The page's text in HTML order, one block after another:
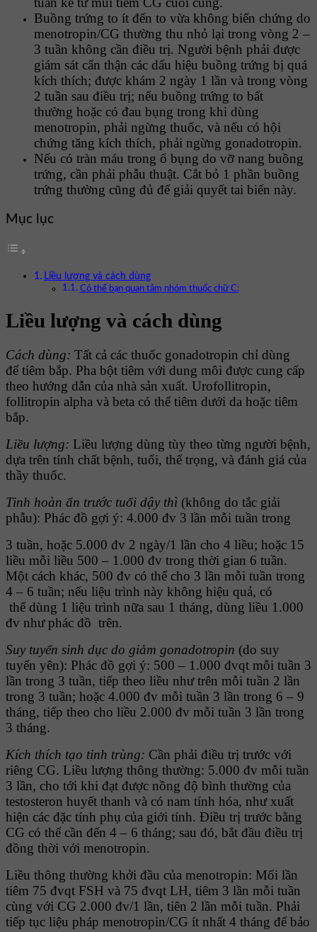
Buồng trứng to ít đến to vừa không biến chứng do
menotropin/CG thường thu nhỏ lại trong vòng 2 –
3 tuần không cần điều trị. Người bệnh phải được
giám sát cẩn thận các dấu hiệu buồng trứng bị quá
kích thích; được khám 2 ngày 1 lần và trong vòng
2 tuần sau điều trị; nếu buồng trứng to bất
thường hoặc có đau bụng trong khi dùng
menotropin, phải ngừng thuốc, và nếu có hội
chứng tăng kích thích, phải ngừng gonadotropin.
Nếu có tràn máu trong ổ bụng do vỡ nang buồng
trứng, cần phải phẫu thuật. Cắt bỏ 1 phần buồng
trứng thường cũng đủ để giải quyết tai biến này.
Mục lục
Liều lượng và cách dùng
Có thể bạn quan tâm nhóm thuốc chữ C:
Liều lượng và cách dùng
Cách dùng: Tất cả các thuốc gonadotropin chỉ dùng
để tiêm bắp. Pha bột tiêm với dung môi được cung cấp
theo hướng dẫn của nhà sản xuất. Urofollitropin,
follitropin alpha và beta có thể tiêm dưới da hoặc tiêm
bắp.
Liều lượng: Liều lượng dùng tùy theo từng người bệnh,
dựa trên tính chất bệnh, tuổi, thể trọng, và đánh giá của
thầy thuốc.
Tinh hoàn ẩn trước tuổi dậy thì (không do tắc giải
phẫu): Phác đồ gợi ý: 4.000 đv 3 lần mỗi tuần trong
3 tuần, hoặc 5.000 đv 2 ngày/1 lần cho 4 liều; hoặc 15
liều mỗi liều 500 – 1.000 đv trong thời gian 6 tuần.
Một cách khác, 500 đv có thể cho 3 lần mỗi tuần trong
4 – 6 tuần; nếu liệu trình này không hiệu quả, có
thể dùng 1 liệu trình nữa sau 1 tháng, dùng liều 1.000
đv như phác đồ trên.
Suy tuyến sinh dục do giảm gonadotropin (do suy
tuyến yên): Phác đồ gợi ý: 500 – 1.000 đvqt mỗi tuần 3
lần trong 3 tuần, tiếp theo liều như trên mỗi tuần 2 lần
trong 3 tuần; hoặc 4.000 đv mỗi tuần 3 lần trong 6 – 9
tháng, tiếp theo cho liều 2.000 đv mỗi tuần 3 lần trong
3 tháng.
Kích thích tạo tinh trùng: Cần phải điều trị trước với
riêng CG. Liều lượng thông thường: 5.000 đv mỗi tuần
3 lần, cho tới khi đạt được nồng độ bình thường của
testosteron huyết thanh và có nam tính hóa, như xuất
hiện các đặc tính phụ của giới tính. Ðiều trị trước bằng
CG có thể cần đến 4 – 6 tháng; sau đó, bắt đầu điều trị
đồng thời với menotropin.
Liều thông thường khởi đầu của menotropin: Mối lần
tiêm 75 đvqt FSH và 75 đvqt LH, tiêm 3 lần mỗi tuần
cùng với CG 2.000 đv/1 lần, tiên 2 lần mỗi tuần. Phải
tiếp tục liệu pháp menotropin/CG ít nhất 4 tháng để bảo